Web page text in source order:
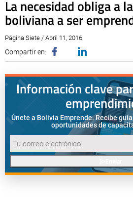
La necesidad obliga a
boliviana a ser
Página Siete / Abril 11, 2016
Compartir en:
Información clave
Únete a Bolivia Emprende. Recibe
oportunidades de